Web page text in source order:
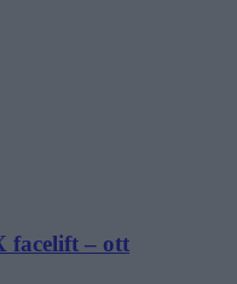
facelift – ott